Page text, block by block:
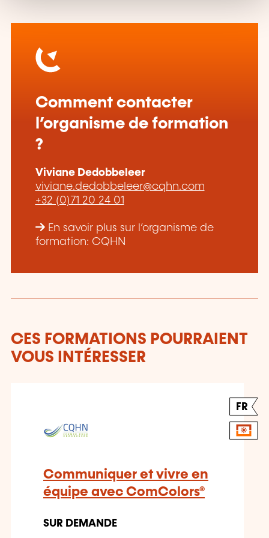
Comment contacter
l’organisme de formation
?
Viviane Dedobbeleer
viviane.dedobbeleer@cqhn.com
+32 (0)71 20 24 01
En savoir plus sur l’organisme de
formation: CQHN
CES FORMATIONS POURRAIENT
VOUS INTÉRESSER
FR
Communiquer et vivre en
équipe avec ComColors®
SUR DEMANDE